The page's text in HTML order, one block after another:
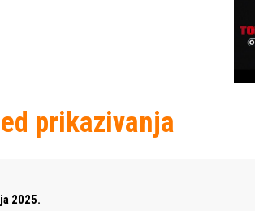
prikazivanja
2025.